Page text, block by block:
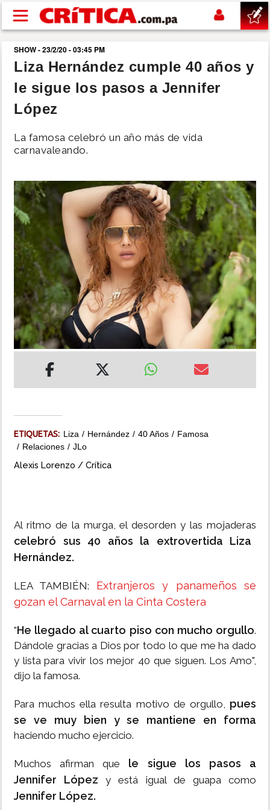
Pasar al contenido principal
buscar
SUCESOS
POLÍTICA
SHOW
DEPORTES
MUNDO
INSÓLITAS
MULTIMEDIA
SHOW - 23/2/20 - 03:45 PM
Liza Hernández cumple 40 años y
le sigue los pasos a Jennifer
López
La famosa celebró un año más de vida
carnavaleando.
ETIQUETAS: Liza Hernández 40 Años
Famosa
Relaciones
JLo
Alexis Lorenzo / Crítica
Al ritmo de la murga, el desorden y las mojaderas
celebró sus 40 años la extrovertida Liza
Hernández.
LEA TAMBIÉN: Extranjeros y panameños se
gozan el Carnaval en la Cinta Costera
"He llegado al cuarto piso con mucho orgullo.
Dándole gracias a Dios por todo lo que me ha dado
y lista para vivir los mejor 40 que siguen. Los Amo",
dijo la famosa.
Para muchos ella resulta motivo de orgullo, pues
se ve muy bien y se mantiene en forma
haciendo mucho ejercicio.
Muchos afirman que le sigue los pasos a
Jennifer López y está igual de guapa como
Jennifer López.